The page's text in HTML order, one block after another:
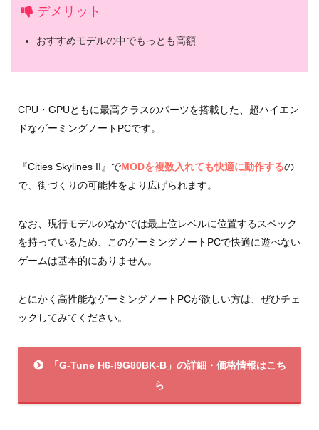
デメリット
おすすめモデルの中でもっとも高額
CPU・GPUともに最高クラスのパーツを搭載した、超ハイエン
ドなゲーミングノートPCです。
『Cities Skylines II』でMODを複数入れても快適に動作するの
で、街づくりの可能性をより広げられます。
なお、現行モデルのなかでは最上位レベルに位置するスペック
を持っているため、このゲーミングノートPCで快適に遊べない
ゲームは基本的にありません。
とにかく高性能なゲーミングノートPCが欲しい方は、ぜひチェ
ックしてみてください。
「G-Tune H6-I9G80BK-B」の詳細・価格情報はこち
ら